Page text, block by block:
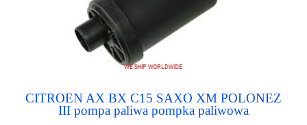
CITROEN AX BX C15 SAXO XM POLONEZ
III pompa paliwa pompka paliwowa